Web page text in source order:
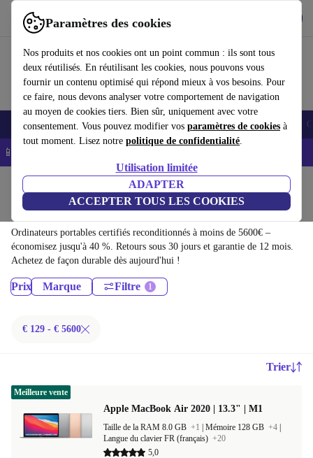
Paramètres des cookies
Nos produits et nos cookies ont un point commun : ils sont tous
deux réutilisés. En réutilisant les cookies, nous pouvons vous
fournir un contenu optimisé qui répond mieux à vos besoins. Pour
ce faire, nous devons analyser votre comportement de navigation
au moyen de cookies tiers. Bien sûr, uniquement avec votre
consentement. Vous pouvez modifier vos paramètres de cookies à
tout moment. Lisez notre politique de confidentialité.
Utilisation limitée
ADAPTER
ACCEPTER TOUS LES COOKIES
Utilisez refurbed rapidement et facilement
Smartphones Laptops Tablettes Montres connectées Accessoires
📱 -5% EXTRA sur les iPhones – Code : IPHONEDEAL -
Ordinateurs portables:
Ordinateurs portables certifiés reconditionnés à moins de 5600€ –
économisez jusqu'à 40 %. Retours sous 30 jours et garantie de 12 mois.
Achetez de façon durable dès aujourd'hui !
Prix Marque Filtre
€ 129 - € 5600
Trier
Apple MacBook Air 2020 | 13.3" | M1
Taille de la RAM 8.0 GB +1 Mémoire 128 GB +4
Langue du clavier FR (français) +20
5,0
Meilleure vente